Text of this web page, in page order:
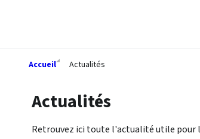
Accueil Actualités
Actualités
Retrouvez ici toute l'actualité utile pour